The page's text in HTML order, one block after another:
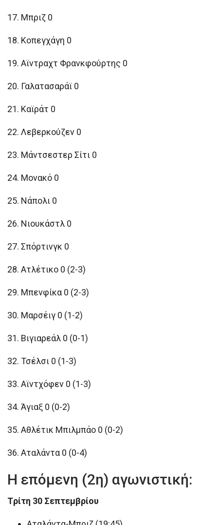
17. Μπριζ 0
18. Κοπεγχάγη 0
19. Αϊντραχτ Φρανκφούρτης 0
20. Γαλατασαράϊ 0
21. Καϊράτ 0
22. Λεβερκούζεν 0
23. Μάντσεστερ Σίτι 0
24. Μονακό 0
25. Νάπολι 0
26. Νιουκάστλ 0
27. Σπόρτινγκ 0
28. Ατλέτικο 0 (2-3)
29. Μπενφίκα 0 (2-3)
30. Μαρσέιγ 0 (1-2)
31. Βιγιαρεάλ 0 (0-1)
32. Τσέλσι 0 (1-3)
33. Αϊντχόφεν 0 (1-3)
34. Άγιαξ 0 (0-2)
35. Αθλέτικ Μπιλμπάο 0 (0-2)
36. Αταλάντα 0 (0-4)
Η επόμενη (2η) αγωνιστική:
Tρίτη 30 Σεπτεμβρίου